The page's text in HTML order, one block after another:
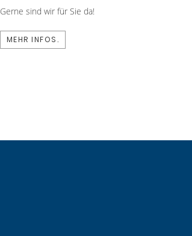
Gerne sind wir für Sie da!
MEHR INFOS.